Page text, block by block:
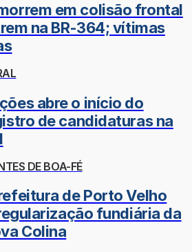
em colisão frontal
na BR-364; vítimas
abre o início do
de candidaturas na
DE BOA-FÉ
de Porto Velho
fundiária da
Colina